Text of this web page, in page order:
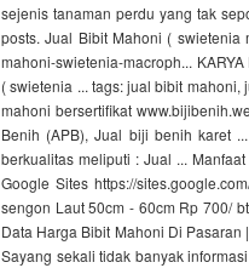
sejenis tanaman perdu yang tak
posts. Jual Bibit Mahoni ( swietenia
mahoni-swietenia-macroph...
( swietenia ... tags: jual bibit
mahoni bersertifikat
Benih (APB), Jual biji benih karet
berkualitas meliputi : Jual ...
Google Sites https://
sengon Laut 50cm - 60cm Rp 700/
Data Harga Bibit Mahoni Di Pasaran
Sayang sekali tidak banyak